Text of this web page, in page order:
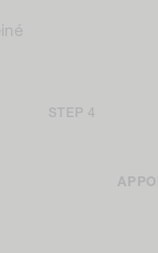
STEP 4